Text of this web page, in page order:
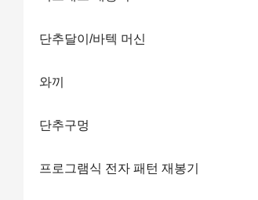
단추달이/바텍 머신
와끼
단추구멍
프로그램식 전자 패턴 재봉기